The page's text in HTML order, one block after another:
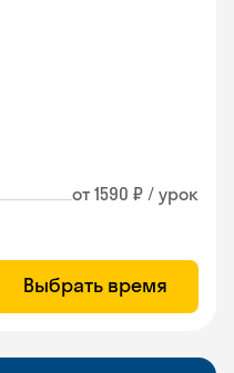
от 1590 ₽ / урок
Выбрать время